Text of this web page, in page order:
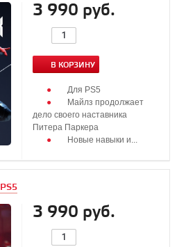
3 990 руб.
В КОРЗИНУ
Для PS5
Майлз продолжает
дело своего наставника
Питера Паркера
Новые навыки и...
3 990 руб.